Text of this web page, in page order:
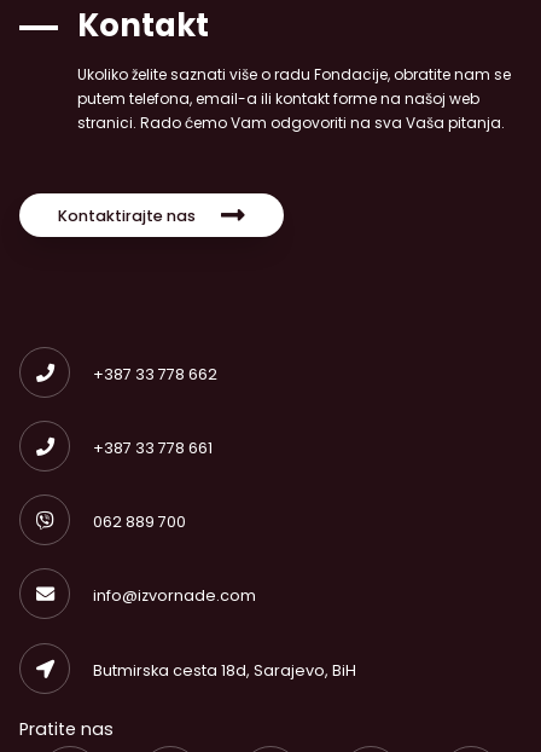
Kontakt
Ukoliko želite saznati više o radu Fondacije, obratite nam se
putem telefona, email-a ili kontakt forme na našoj web
stranici. Rado ćemo Vam odgovoriti na sva Vaša pitanja.
Kontaktirajte nas
+387 33 778 662
+387 33 778 661
062 889 700
info@izvornade.com
Butmirska cesta 18d, Sarajevo, BiH
Pratite nas